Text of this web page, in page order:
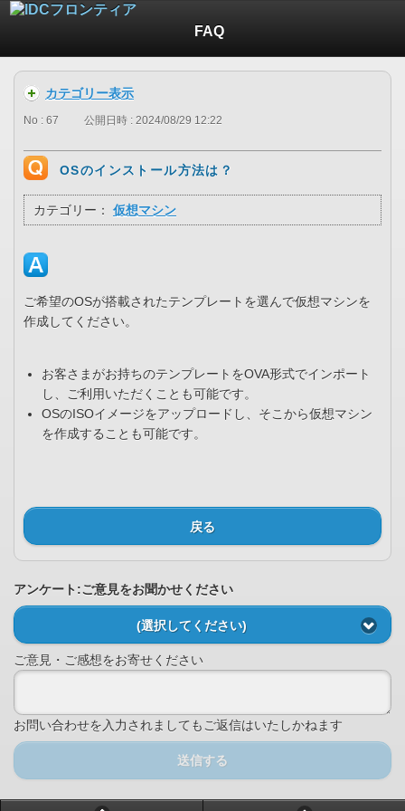
FAQ
カテゴリー表示
No : 67 公開日時 : 2024/08/29 12:22
OSのインストール方法は？
カテゴリー： 仮想マシン
ご希望のOSが搭載されたテンプレートを選んで仮想マシンを
作成してください。
お客さまがお持ちのテンプレートをOVA形式でインポート
し、ご利用いただくことも可能です。
OSのISOイメージをアップロードし、そこから仮想マシン
を作成することも可能です。
戻る
アンケート:ご意見をお聞かせください
(選択してください)
ご意見・ご感想をお寄せください
お問い合わせを入力されましてもご返信はいたしかねます
送信する